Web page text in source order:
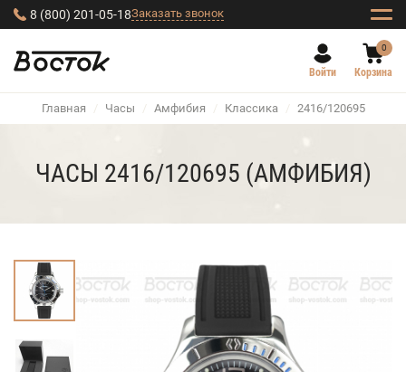
8 (800) 201-05-18Заказать звонок
Войти
0
Корзина
Главная / Часы / Амфибия / Классика / 2416/120695
ЧАСЫ 2416/120695 (АМФИБИЯ)